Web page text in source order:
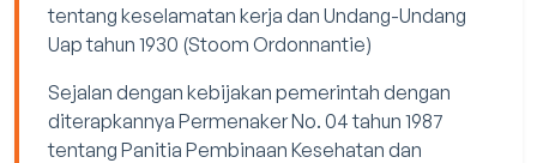
tentang keselamatan kerja dan Undang-Undang
Uap tahun 1930 (Stoom Ordonnantie)
Sejalan dengan kebijakan pemerintah dengan
diterapkannya Permenaker No. 04 tahun 1987
tentang Panitia Pembinaan Kesehatan dan